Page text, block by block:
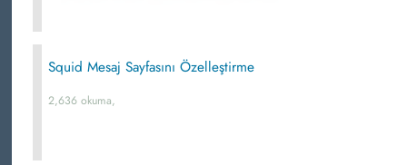
Squid Mesaj Sayfasını Özelleştirme
2,636 okuma,